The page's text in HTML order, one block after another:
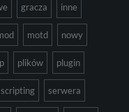
gracza inne
motd nowy
plików plugin
scripting serwera